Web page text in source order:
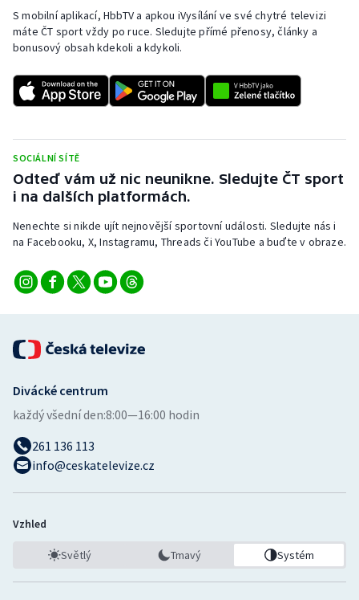
Plážový volejbal
Ragby
Rychlobruslení
Rychlostní kanoistika
Short track
Stolní tenis
Triatlon
Volejbal
Ostatní
S mobilní aplikací, HbbTV a apkou iVysílání ve své chytré televizi
máte ČT sport vždy po ruce. Sledujte přímé přenosy, články a
bonusový obsah kdekoli a kdykoli.
SOCIÁLNÍ SÍTĚ
Odteď vám už nic neunikne. Sledujte ČT sport
i na dalších platformách.
Nenechte si nikde ujít nejnovější sportovní události. Sledujte nás i
na Facebooku, X, Instagramu, Threads či YouTube a buďte v obraze.
Divácké centrum
každý všední den:8:00—16:00 hodin
261 136 113
info@ceskatelevize.cz
Vzhled
Světlý Tmavý Systém